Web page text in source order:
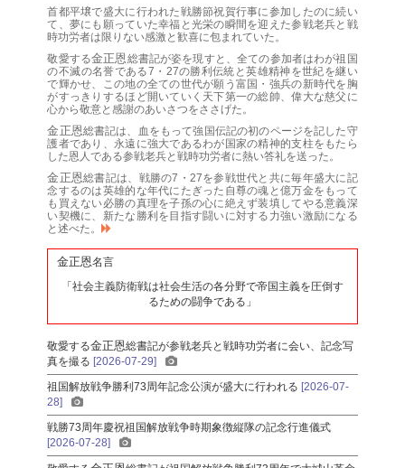
首都平壌で盛大に行われた戦勝節祝賀行事に参加したのに続い
て、夢にも願っていた幸福と光栄の瞬間を迎えた参戦老兵と戦
時功労者は限りない感激と歓喜に包まれていた。
敬愛する金正恩総書記が姿を現すと、全ての参加者はわが祖国
の不滅の名誉である7・27の勝利伝統と英雄精神を世紀を継い
で輝かせ、この地の全ての世代が願う富国・強兵の新時代を胸
がすっきりするほど開いていく天下第一の総帥、偉大な慈父に
心から敬意と感謝のあいさつをささげた。
金正恩総書記は、血をもって強国伝記の初のページを記した守
護者であり、永遠に強大であるわが国家の精神的支柱をもたら
した恩人である参戦老兵と戦時功労者に熱い答礼を送った。
金正恩総書記は、戦勝の7・27を参戦世代と共に毎年盛大に記
念するのは英雄的な年代にたぎった自尊の魂と億万金をもって
も買えない必勝の真理を子孫の心に絶えず装填してやる意義深
い契機に、新たな勝利を目指す闘いに対する力強い激励になる
と述べた。
金正恩名言
「社会主義防衛戦は社会生活の各分野で帝国主義を圧倒す
るための闘争である」
敬愛する金正恩総書記が参戦老兵と戦時功労者に会い、記念写
真を撮る [2026-07-29]
祖国解放戦争勝利73周年記念公演が盛大に行われる [2026-07-
28]
戦勝73周年慶祝祖国解放戦争時期象徴縦隊の記念行進儀式
[2026-07-28]